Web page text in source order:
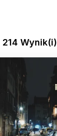
214 Wynik(i)